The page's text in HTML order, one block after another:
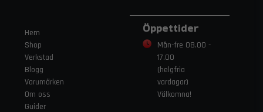
Hem
Shop
Verkstad
Blogg
Varumärken
Om oss
Guider
Öppettider
Mån-fre 08.00 -
17.00
(helgfria
vardagar)
Välkomna!